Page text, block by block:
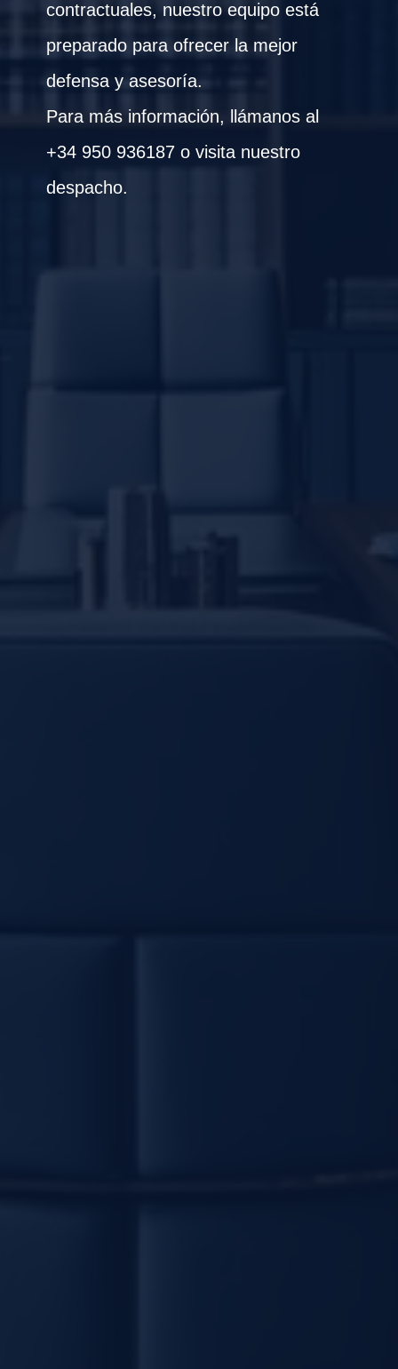
contractuales, nuestro equipo está
preparado para ofrecer la mejor
defensa y asesoría.
Para más información, llámanos al
+34 950 936187 o visita nuestro
despacho.